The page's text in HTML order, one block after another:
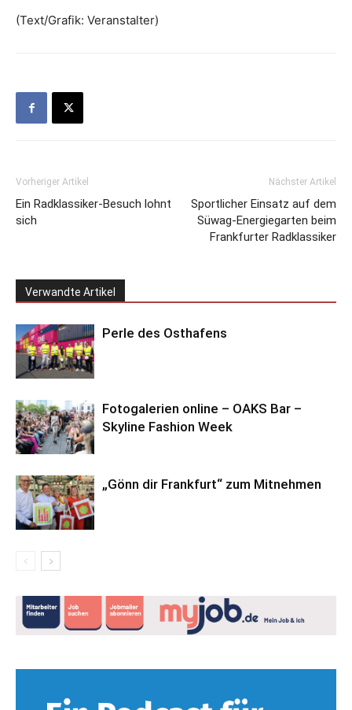
(Text/Grafik: Veranstalter)
Vorheriger Artikel
Ein Radklassiker-Besuch lohnt
sich
Nächster Artikel
Sportlicher Einsatz auf dem
Süwag-Energiegarten beim
Frankfurter Radklassiker
Verwandte Artikel
Perle des Osthafens
Fotogalerien online – OAKS Bar –
Skyline Fashion Week
„Gönn dir Frankfurt“ zum Mitnehmen